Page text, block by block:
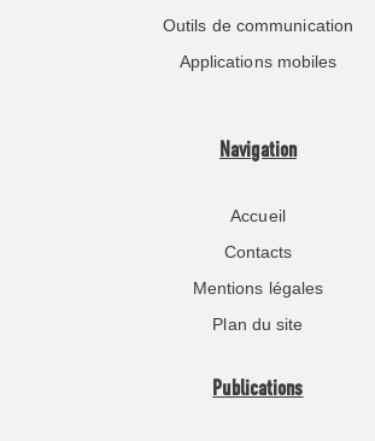
Outils de communication
Applications mobiles
Navigation
Accueil
Contacts
Mentions légales
Plan du site
Publications